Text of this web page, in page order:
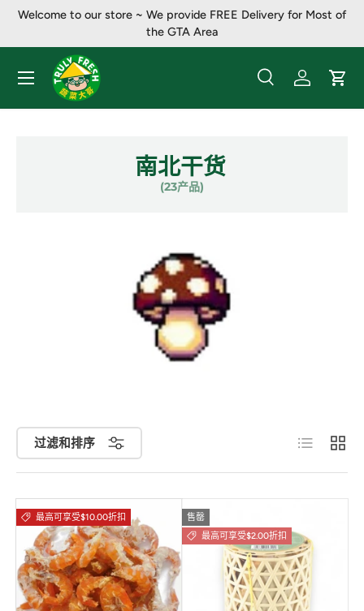
Welcome to our store ~ We provide FREE Delivery for Most of
the GTA Area
搜索
产品类别
搜索 登录 大车
菜单
南北干货
(23产品)
过滤和排序 列表 网格
最高可享受$10.00折扣
售罄
最高可享受$2.00折扣